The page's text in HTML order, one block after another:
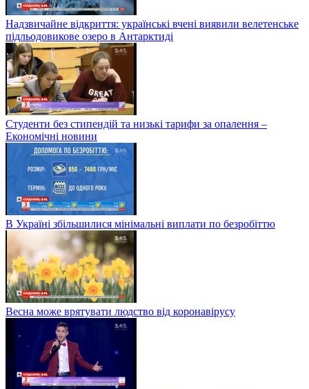
Надзвичайне відкриття: українські вчені виявили велетенське
підльодовикове озеро в Антарктиді
Студенти без стипендій та низькі тарифи за опалення –
Економічні новини
В Україні збільшилися мінімальні виплати по безробіттю
Весна може врятувати людство від коронавірусу